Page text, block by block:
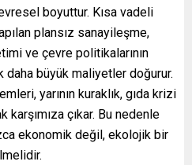
boyuttur. Kısa vadeli
plansız sanayileşme,
ve çevre politikalarının
büyük maliyetler doğurur.
yarının kuraklık, gıda krizi
karşımıza çıkar. Bu nedenle
ekonomik değil, ekolojik bir